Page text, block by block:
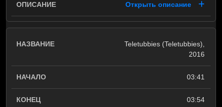
Открыть описание
Teletubbies (Teletubbies),
2016
03:41
03:54